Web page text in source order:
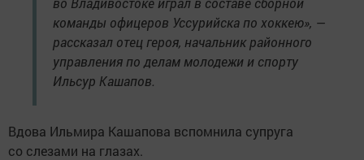
команды офицеров Уссурийска по хоккею», —
рассказал отец героя, начальник районного
управления по делам молодежи и спорту
Ильсур Кашапов.
Вдова Ильмира Кашапова вспомнила супруга
со слезами на глазах.